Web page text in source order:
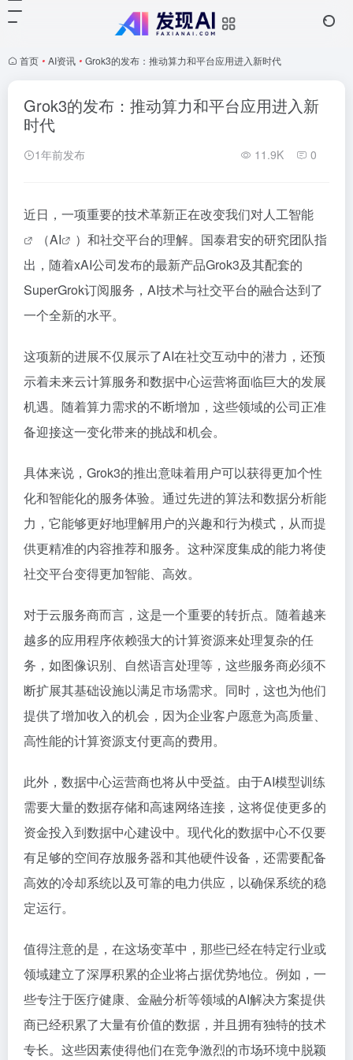
首页 • AI资讯 • Grok3的发布：推动算力和平台应用进入新时代
Grok3的发布：推动算力和平台应用进入新
时代
1年前发布 11.9K 0
近日，一项重要的技术革新正在改变我们对人工智能
（AI
）和社交平台的理解。国泰君安的研究团队指
出，随着xAI公司发布的最新产品Grok3及其配套的
SuperGrok订阅服务，AI技术与社交平台的融合达到了
一个全新的水平。
这项新的进展不仅展示了AI在社交互动中的潜力，还预
示着未来云计算服务和数据中心运营将面临巨大的发展
机遇。随着算力需求的不断增加，这些领域的公司正准
备迎接这一变化带来的挑战和机会。
具体来说，Grok3的推出意味着用户可以获得更加个性
化和智能化的服务体验。通过先进的算法和数据分析能
力，它能够更好地理解用户的兴趣和行为模式，从而提
供更精准的内容推荐和服务。这种深度集成的能力将使
社交平台变得更加智能、高效。
对于云服务商而言，这是一个重要的转折点。随着越来
越多的应用程序依赖强大的计算资源来处理复杂的任
务，如图像识别、自然语言处理等，这些服务商必须不
断扩展其基础设施以满足市场需求。同时，这也为他们
提供了增加收入的机会，因为企业客户愿意为高质量、
高性能的计算资源支付更高的费用。
此外，数据中心运营商也将从中受益。由于AI模型训练
需要大量的数据存储和高速网络连接，这将促使更多的
资金投入到数据中心建设中。现代化的数据中心不仅要
有足够的空间存放服务器和其他硬件设备，还需要配备
高效的冷却系统以及可靠的电力供应，以确保系统的稳
定运行。
值得注意的是，在这场变革中，那些已经在特定行业或
领域建立了深厚积累的企业将占据优势地位。例如，一
些专注于医疗健康、金融分析等领域的AI解决方案提供
商已经积累了大量有价值的数据，并且拥有独特的技术
专长。这些因素使得他们在竞争激烈的市场环境中脱颖